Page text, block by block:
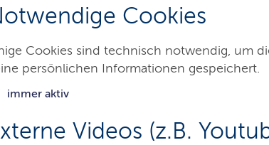
Cookies
Cookies sind technisch notwendig, um
persönlichen Informationen gespeichert.
immer aktiv
Videos (z.B.
Zuwanderung